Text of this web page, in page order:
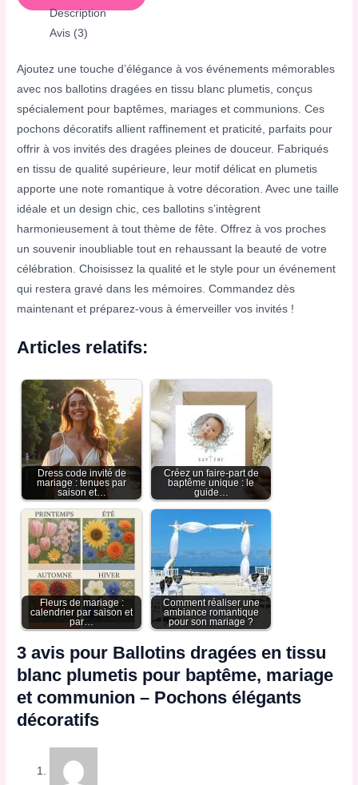
Description
Avis (3)
Ajoutez une touche d’élégance à vos événements mémorables
avec nos ballotins dragées en tissu blanc plumetis, conçus
spécialement pour baptêmes, mariages et communions. Ces
pochons décoratifs allient raffinement et praticité, parfaits pour
offrir à vos invités des dragées pleines de douceur. Fabriqués
en tissu de qualité supérieure, leur motif délicat en plumetis
apporte une note romantique à votre décoration. Avec une taille
idéale et un design chic, ces ballotins s’intègrent
harmonieusement à tout thème de fête. Offrez à vos proches
un souvenir inoubliable tout en rehaussant la beauté de votre
célébration. Choisissez la qualité et le style pour un événement
qui restera gravé dans les mémoires. Commandez dès
maintenant et préparez-vous à émerveiller vos invités !
Articles relatifs:
Dress code invité de
mariage : tenues par
saison et…
Créez un faire-part de
baptême unique : le
guide…
Fleurs de mariage :
calendrier par saison et
par…
Comment réaliser une
ambiance romantique
pour son mariage ?
3 avis pour Ballotins dragées en tissu
blanc plumetis pour baptême, mariage
et communion – Pochons élégants
décoratifs